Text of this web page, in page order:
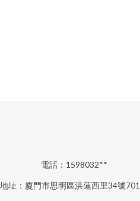
電話：1598032**
地址：廈門市思明區洪蓮西里34號